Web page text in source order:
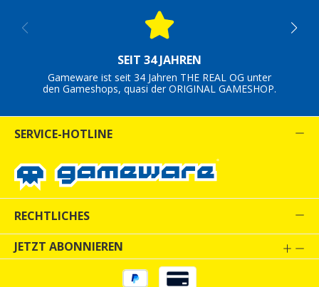
SEIT 34 JAHREN
Gameware ist seit 34 Jahren THE REAL OG unter
den Gameshops, quasi der ORIGINAL GAMESHOP.
SERVICE-HOTLINE
RECHTLICHES
JETZT ABONNIEREN